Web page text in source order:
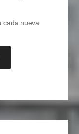
cada nueva